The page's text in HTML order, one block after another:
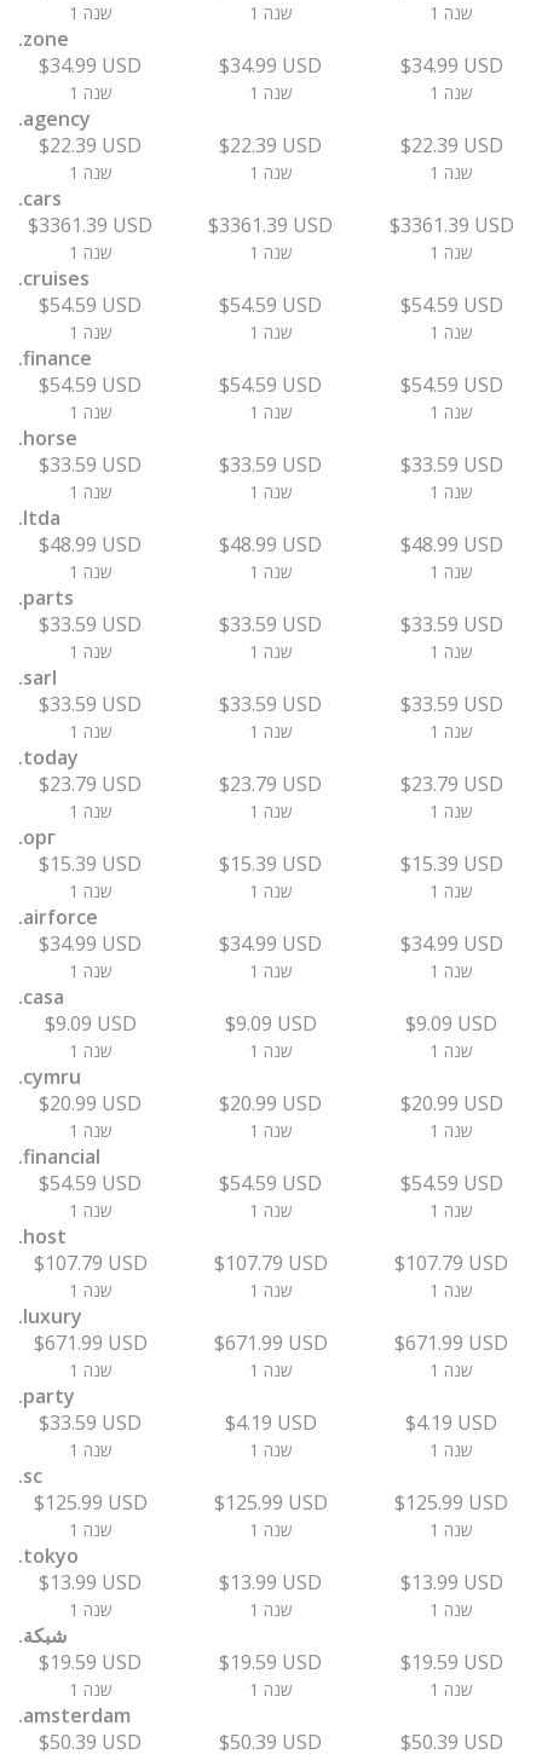
1 שנה 1 שנה 1 שנה
.zone
$34.99 USD
1 שנה
$34.99 USD
1 שנה
$34.99 USD
1 שנה
.agency
$22.39 USD
1 שנה
$22.39 USD
1 שנה
$22.39 USD
1 שנה
.cars
$3361.39 USD
1 שנה
$3361.39 USD
1 שנה
$3361.39 USD
1 שנה
.cruises
$54.59 USD
1 שנה
$54.59 USD
1 שנה
$54.59 USD
1 שנה
.finance
$54.59 USD
1 שנה
$54.59 USD
1 שנה
$54.59 USD
1 שנה
.horse
$33.59 USD
1 שנה
$33.59 USD
1 שנה
$33.59 USD
1 שנה
.ltda
$48.99 USD
1 שנה
$48.99 USD
1 שנה
$48.99 USD
1 שנה
.parts
$33.59 USD
1 שנה
$33.59 USD
1 שנה
$33.59 USD
1 שנה
.sarl
$33.59 USD
1 שנה
$33.59 USD
1 שנה
$33.59 USD
1 שנה
.today
$23.79 USD
1 שנה
$23.79 USD
1 שנה
$23.79 USD
1 שנה
.орг
$15.39 USD
1 שנה
$15.39 USD
1 שנה
$15.39 USD
1 שנה
.airforce
$34.99 USD
1 שנה
$34.99 USD
1 שנה
$34.99 USD
1 שנה
.casa
$9.09 USD
1 שנה
$9.09 USD
1 שנה
$9.09 USD
1 שנה
.cymru
$20.99 USD
1 שנה
$20.99 USD
1 שנה
$20.99 USD
1 שנה
.financial
$54.59 USD
1 שנה
$54.59 USD
1 שנה
$54.59 USD
1 שנה
.host
$107.79 USD
1 שנה
$107.79 USD
1 שנה
$107.79 USD
1 שנה
.luxury
$671.99 USD
1 שנה
$671.99 USD
1 שנה
$671.99 USD
1 שנה
.party
$33.59 USD
1 שנה
$4.19 USD
1 שנה
$4.19 USD
1 שנה
.sc
$125.99 USD
1 שנה
$125.99 USD
1 שנה
$125.99 USD
1 שנה
.tokyo
$13.99 USD
1 שנה
$13.99 USD
1 שנה
$13.99 USD
1 שנה
.شبكة
$19.59 USD
1 שנה
$19.59 USD
1 שנה
$19.59 USD
1 שנה
.amsterdam
$50.39 USD
$50.39 USD $50.39 USD